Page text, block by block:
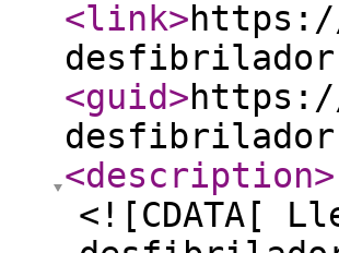
<link>
<guid>
<description>
<![CDATA[